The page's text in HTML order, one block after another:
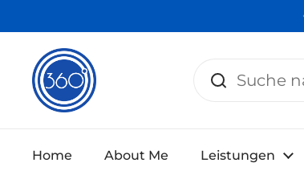
Home About Me Leistungen